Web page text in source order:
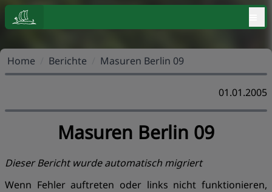
Home Berichte Masuren Berlin 09
01.01.2005
Masuren Berlin 09
Dieser Bericht wurde automatisch migriert
Wenn Fehler auftreten oder links nicht funktionieren,